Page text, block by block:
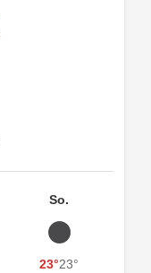
So.
23°23°